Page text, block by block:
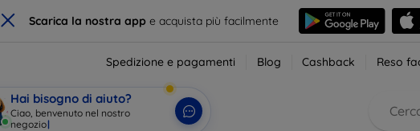
× Scarica la nostra appe acquista più facilmente
Spedizione e pagamenti Blog Cashback Reso
Hai bisogno di aiuto?
Ciao, benvenuto nel nostro
negozio|